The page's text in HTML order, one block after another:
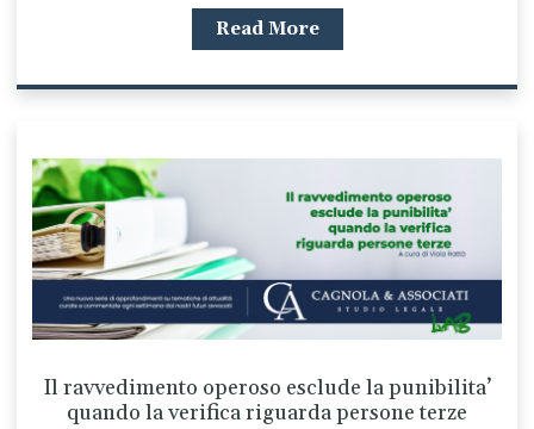
Read More
Il ravvedimento operoso esclude la punibilita’
quando la verifica riguarda persone terze